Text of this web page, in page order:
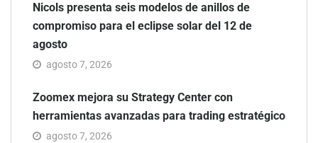
Nicols presenta seis modelos de anillos de
compromiso para el eclipse solar del 12 de
agosto
agosto 7, 2026
Zoomex mejora su Strategy Center con
herramientas avanzadas para trading estratégico
agosto 7, 2026